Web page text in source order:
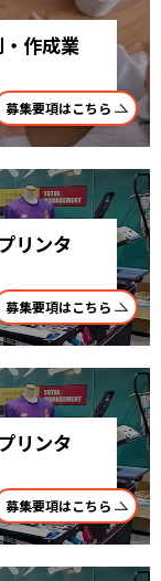
・作成業
募集要項はこちら
リンタ
募集要項はこちら
リンタ
募集要項はこちら